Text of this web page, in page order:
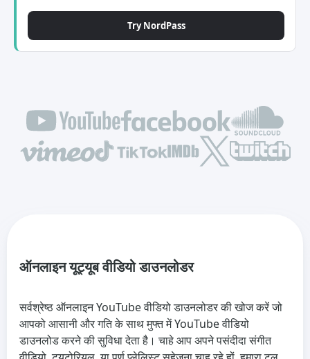
Try NordPass
ऑनलाइन यूट्यूब वीडियो डाउनलोडर
सर्वश्रेष्ठ ऑनलाइन YouTube वीडियो डाउनलोडर की खोज करें जो
आपको आसानी और गति के साथ मुफ्त में YouTube वीडियो
डाउनलोड करने की सुविधा देता है। चाहे आप अपने पसंदीदा संगीत